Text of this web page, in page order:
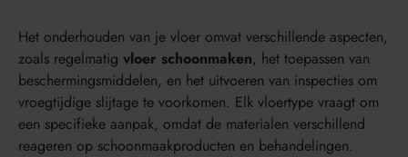
Het onderhouden van je vloer omvat verschillende aspecten,
zoals regelmatig vloer schoonmaken, het toepassen van
beschermingsmiddelen, en het uitvoeren van inspecties om
vroegtijdige slijtage te voorkomen. Elk vloertype vraagt om
een specifieke aanpak, omdat de materialen verschillend
reageren op schoonmaakproducten en behandelingen.